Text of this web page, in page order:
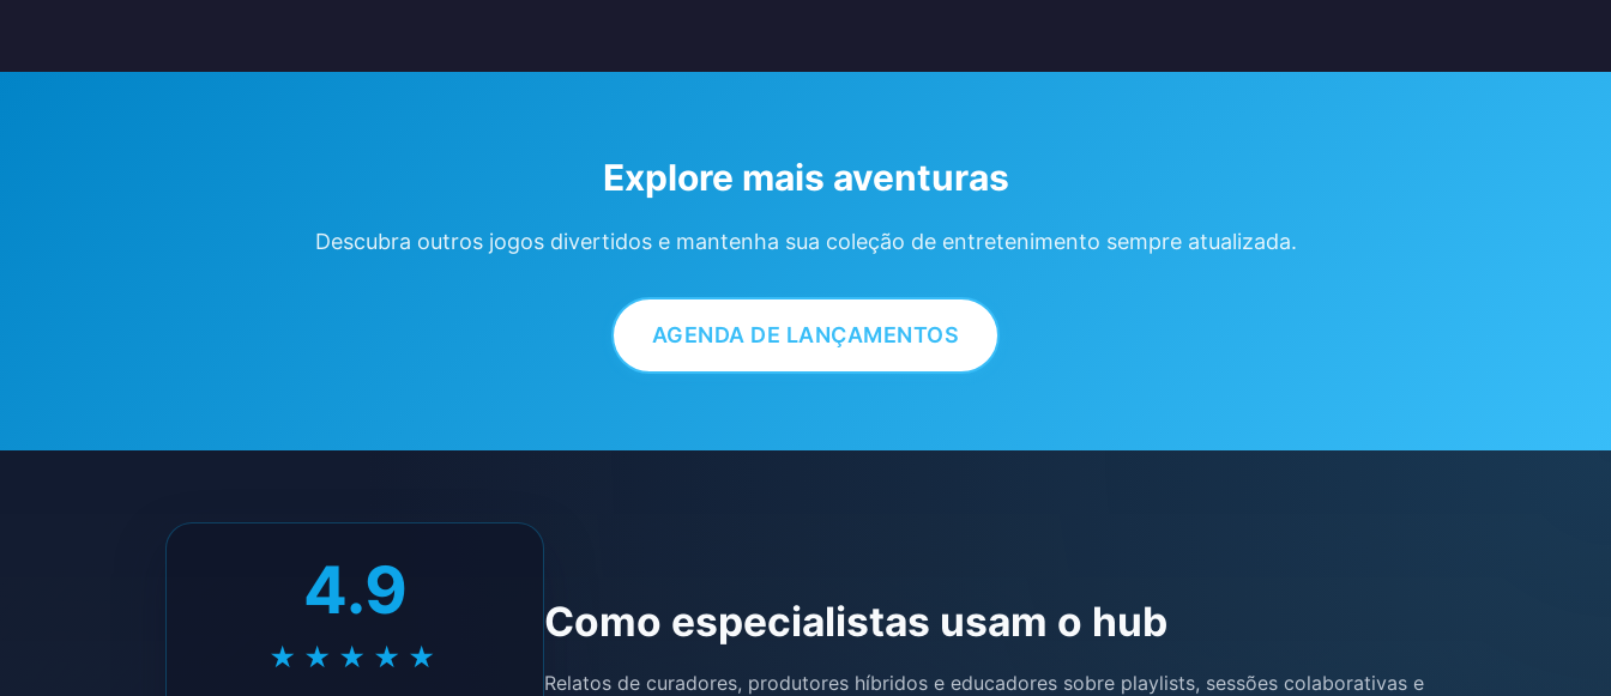
Explore mais aventuras
Descubra outros jogos divertidos e mantenha sua coleção de entretenimento sempre atualizada.
AGENDA DE LANÇAMENTOS
4.9
★★★★★
Como especialistas usam o hub
Relatos de curadores, produtores híbridos e educadores sobre playlists, sessões colaborativas e